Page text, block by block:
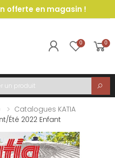
offerte en magasin !
0 0
Catalogues KATIA
été 2022 Enfant